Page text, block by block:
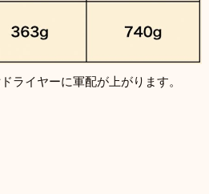
ライヤーに軍配が上がります。